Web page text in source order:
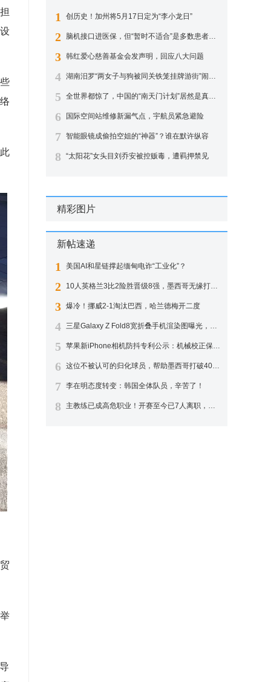
1 创历史！加州将5月17日定为“李小龙日”
2 脑机接口进医保，但“暂时不适合”是多数患者得到的答案
3 韩红爱心慈善基金会发声明，回应八大问题
4 湖南汨罗“两女子与狗被同关铁笼挂牌游街”闹剧调查
5 全世界都惊了，中国的“南天门计划”居然是真的？
6 国际空间站维修新漏气点，宇航员紧急避险
7 智能眼镜成偷拍空姐的“神器”？谁在默许纵容
8 “太阳花”女头目刘乔安被控贩毒，遭羁押禁见
精彩图片
新帖速递
1 美国AI和星链撑起缅甸电诈“工业化”？
2 10人英格兰3比2险胜晋级8强，墨西哥无缘打破40年魔咒
3 爆冷！挪威2-1淘汰巴西，哈兰德梅开二度
4 三星Galaxy Z Fold8宽折叠手机渲染图曝光，有望7月22日发布
5 苹果新iPhone相机防抖专利公示：机械校正保持画面水平
6 这位不被认可的归化球员，帮助墨西哥打破40年尴尬
7 李在明态度转变：韩国全体队员，辛苦了！
8 主教练已成高危职业！开赛至今已7人离职，下一位会是谁